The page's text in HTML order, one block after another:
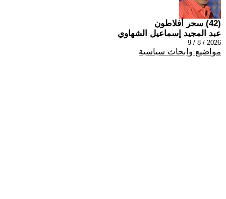
(42) سحر أفلاطون
عبد المجيد إسماعيل الشهاوي
2026 / 8 / 9
مواضيع وابحاث سياسية